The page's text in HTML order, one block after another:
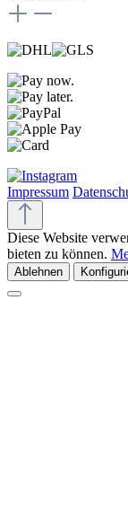
Impressum
Diese Website
bieten zu können.
Ablehnen